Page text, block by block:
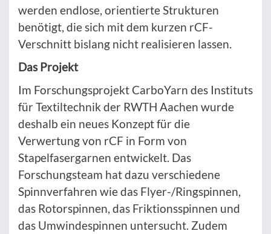
werden endlose, orientierte Strukturen
benötigt, die sich mit dem kurzen rCF-
Verschnitt bislang nicht realisieren lassen.
Das Projekt
Im Forschungsprojekt CarboYarn des Instituts
für Textiltechnik der RWTH Aachen wurde
deshalb ein neues Konzept für die
Verwertung von rCF in Form von
Stapelfasergarnen entwickelt. Das
Forschungsteam hat dazu verschiedene
Spinnverfahren wie das Flyer-/Ringspinnen,
das Rotorspinnen, das Friktionsspinnen und
das Umwindespinnen untersucht. Zudem